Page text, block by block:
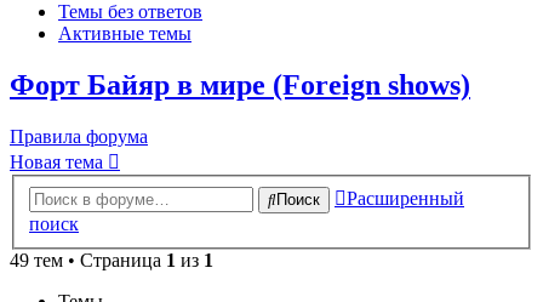
Темы без ответов
Активные темы
Форт Байяр в мире (Foreign shows)
Правила форума
Новая тема
Поиск
Расширенный
поиск
49 тем • Страница 1 из 1